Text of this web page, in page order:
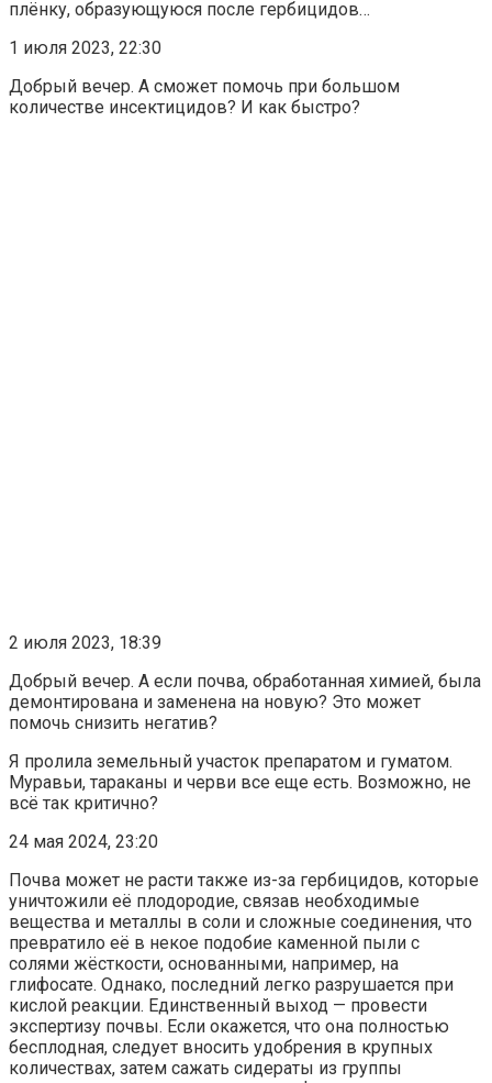
плёнку, образующуюся после гербицидов…
1 июля 2023, 22:30
Добрый вечер. А сможет помочь при большом
количестве инсектицидов? И как быстро?
2 июля 2023, 18:39
Добрый вечер. А если почва, обработанная химией, была
демонтирована и заменена на новую? Это может
помочь снизить негатив?
Я пролила земельный участок препаратом и гуматом.
Муравьи, тараканы и черви все еще есть. Возможно, не
всё так критично?
24 мая 2024, 23:20
Почва может не расти также из-за гербицидов, которые
уничтожили её плодородие, связав необходимые
вещества и металлы в соли и сложные соединения, что
превратило её в некое подобие каменной пыли с
солями жёсткости, основанными, например, на
глифосате. Однако, последний легко разрушается при
кислой реакции. Единственный выход — провести
экспертизу почвы. Если окажется, что она полностью
бесплодная, следует вносить удобрения в крупных
количествах, затем сажать сидераты из группы